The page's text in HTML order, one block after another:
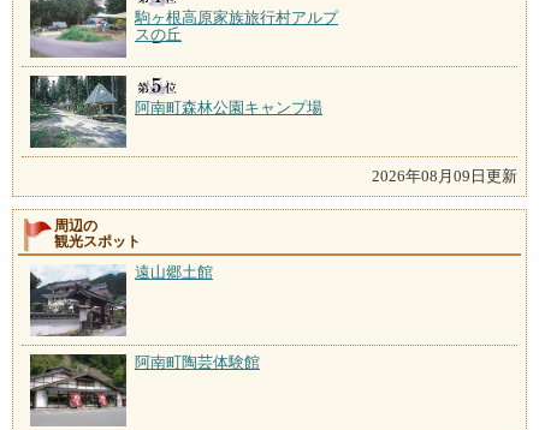
駒ヶ根高原家族旅行村アルプ
スの丘
阿南町森林公園キャンプ場
2026年08月09日更新
周辺の
観光スポット
遠山郷土館
阿南町陶芸体験館